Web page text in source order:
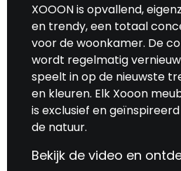
XOOON is opvallend,
en trendy, een totaal
voor de woonkamer. De
wordt regelmatig
speelt in op de nieuwste
en kleuren. Elk Xooon
is exclusief en
de natuur.
Bekijk de video en